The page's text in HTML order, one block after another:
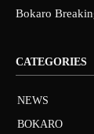
Bokaro
CATEGORIES
NEWS
BOKARO